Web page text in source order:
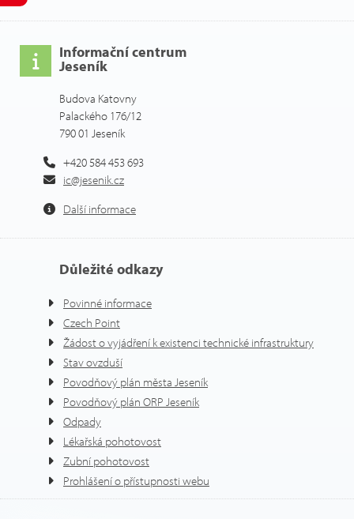
Informační centrum
Jeseník
Budova Katovny
Palackého 176/12
790 01 Jeseník
+420 584 453 693
ic@jesenik.cz
Další informace
Důležité odkazy
Povinné informace
Czech Point
Žádost o vyjádření k existenci technické infrastruktury
Stav ovzduší
Povodňový plán města Jeseník
Povodňový plán ORP Jeseník
Odpady
Lékařská pohotovost
Zubní pohotovost
Prohlášení o přístupnosti webu